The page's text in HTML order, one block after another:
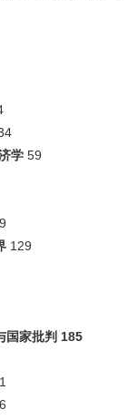
学 59
129
国家批判 185